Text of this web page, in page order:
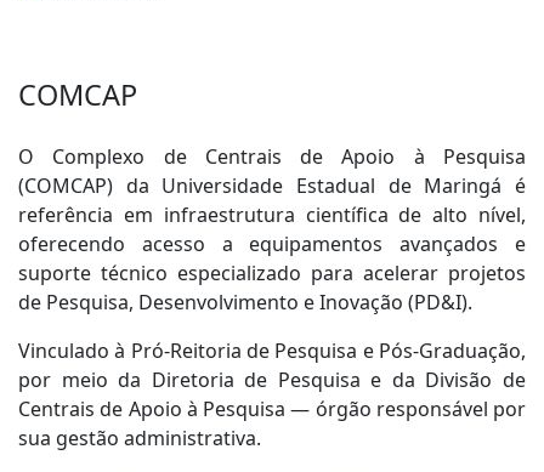
COMCAP
O Complexo de Centrais de Apoio à Pesquisa
(COMCAP) da Universidade Estadual de Maringá é
referência em infraestrutura científica de alto nível,
oferecendo acesso a equipamentos avançados e
suporte técnico especializado para acelerar projetos
de Pesquisa, Desenvolvimento e Inovação (PD&I).
Vinculado à Pró-Reitoria de Pesquisa e Pós-Graduação,
por meio da Diretoria de Pesquisa e da Divisão de
Centrais de Apoio à Pesquisa — órgão responsável por
sua gestão administrativa.